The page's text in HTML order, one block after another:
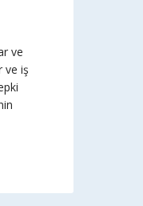
ve
ve iş